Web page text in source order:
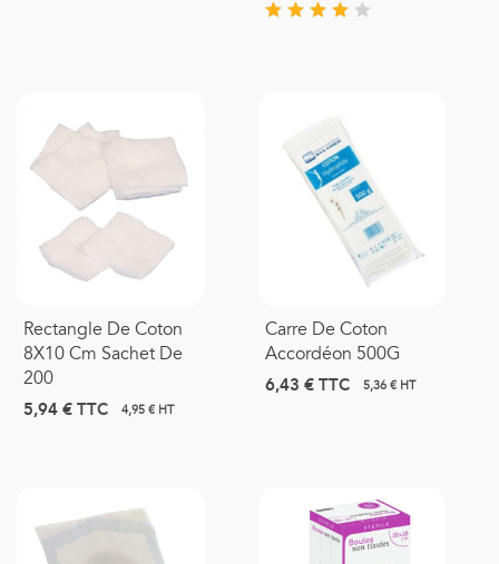
Rectangle De Coton
8X10 Cm Sachet De
200
5,94 €TTC 4,95 € HT
Carre De Coton
Accordéon 500G
6,43 €TTC 5,36 € HT